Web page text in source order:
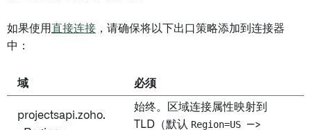
如果使用 直接连接 ，请确保将以下出口策略添加到连接器
中：
域 必须
projectsapi.zoho.
始终。区域连接属性映射到
TLD（默认 Region=US -->